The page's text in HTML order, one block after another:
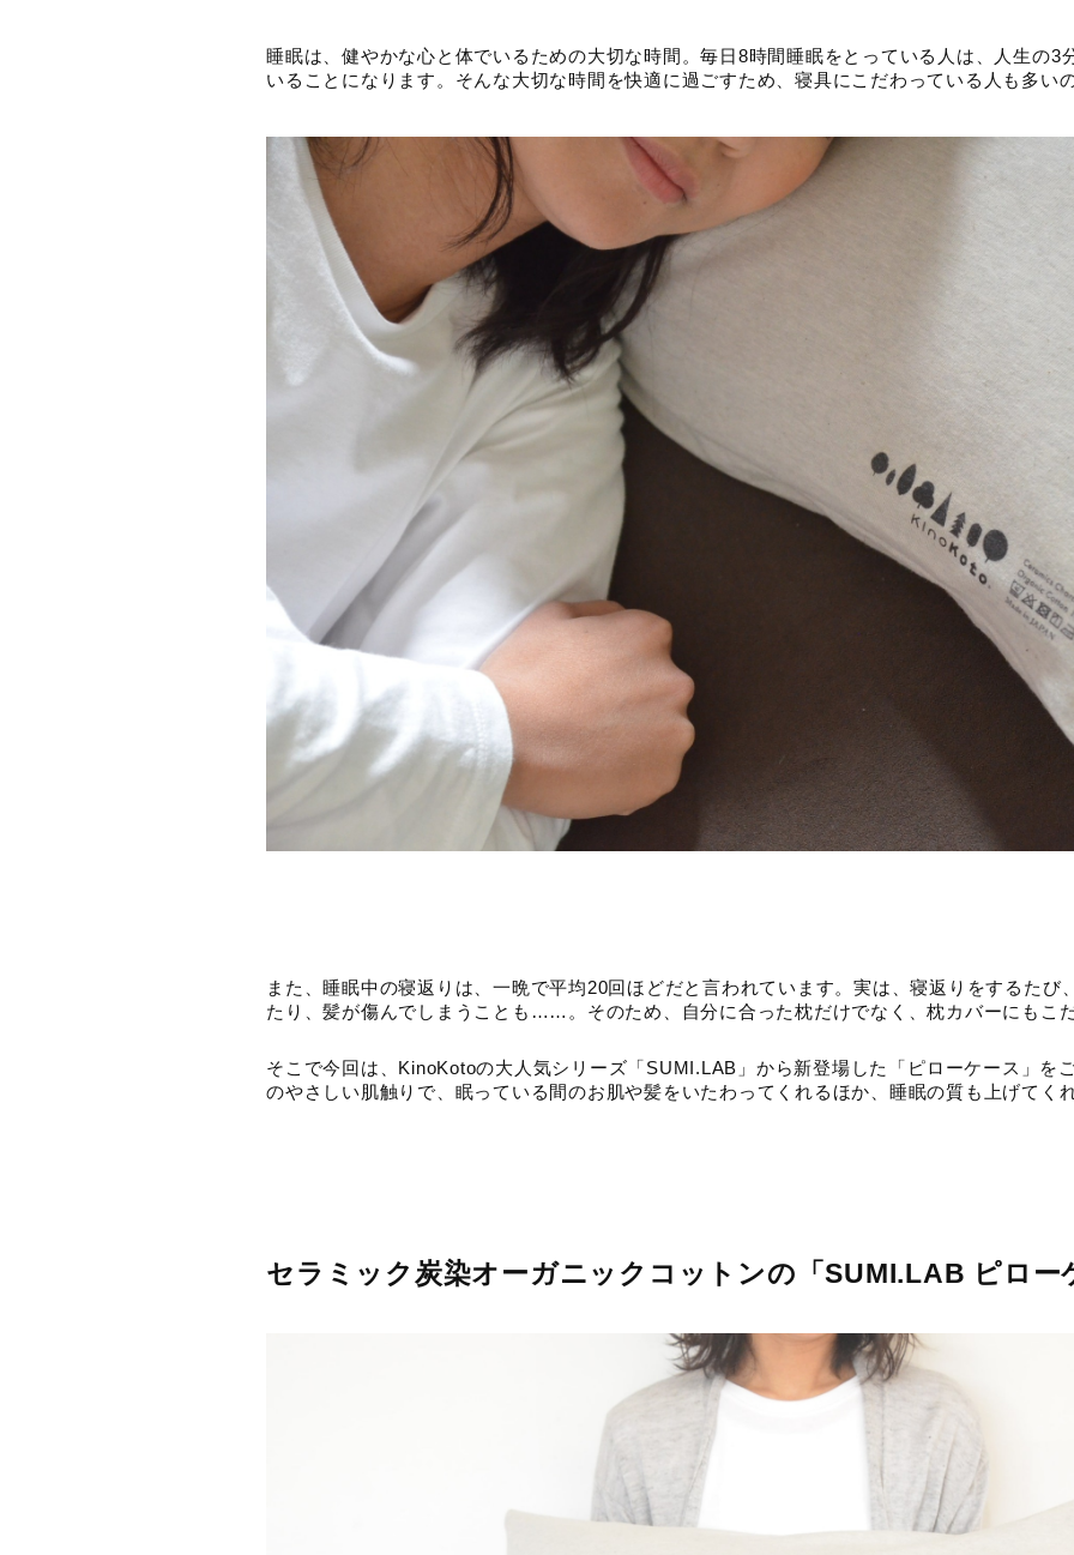
睡眠は、健やかな心と体でいるための大切な時間。毎日8時間睡眠をとっている人は、人生の3
いることになります。そんな大切な時間を快適に過ごすため、寝具にこだわっている人も多い
また、睡眠中の寝返りは、一晩で平均20回ほどだと言われています。実は、寝返りをするたび
たり、髪が傷んでしまうことも……。そのため、自分に合った枕だけでなく、枕カバーにもこ
そこで今回は、KinoKotoの大人気シリーズ「SUMI.LAB」から新登場した「ピローケース」を
のやさしい肌触りで、眠っている間のお肌や髪をいたわってくれるほか、睡眠の質も上げてく
セラミック炭染オーガニックコットンの「SUMI.LAB ピロー